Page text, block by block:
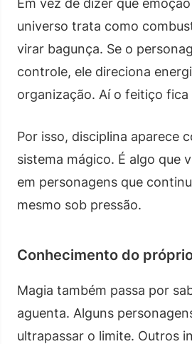
Em vez de dizer que
universo trata como
virar bagunça. Se o
controle, ele direciona
organização. Aí o feitiço fica
Por isso, disciplina aparece
sistema mágico. É algo que
em personagens que
mesmo sob pressão.
Conhecimento do
Magia também passa por
aguenta. Alguns
ultrapassar o limite. Outros